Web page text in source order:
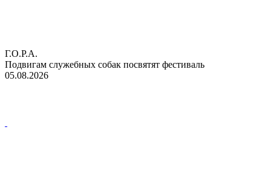
Г.О.Р.А.
Подвигам служебных собак посвятят фестиваль
05.08.2026